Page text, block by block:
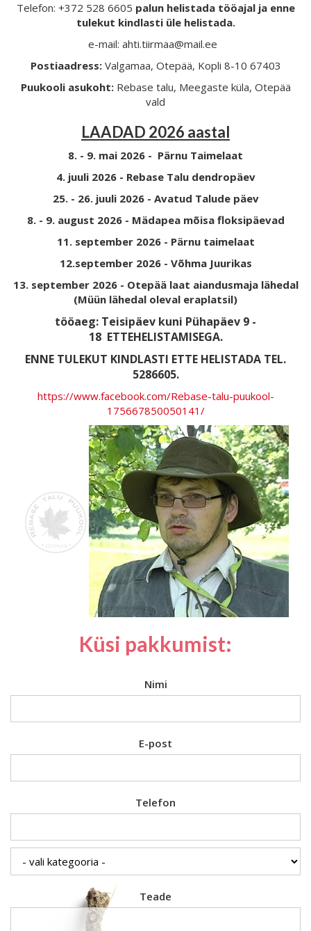
Telefon: +372 528 6605 palun helistada tööajal ja enne
tulekut kindlasti üle helistada.
e-mail: ahti.tiirmaa@mail.ee
Postiaadress: Valgamaa, Otepää, Kopli 8-10 67403
Puukooli asukoht: Rebase talu, Meegaste küla, Otepää
vald
LAADAD 2026 aastal
8. - 9. mai 2026 - Pärnu Taimelaat
4. juuli 2026 - Rebase Talu dendropäev
25. - 26. juuli 2026 - Avatud Talude päev
8. - 9. august 2026 - Mädapea mõisa floksipäevad
11. september 2026 - Pärnu taimelaat
12.september 2026 - Võhma Juurikas
13. september 2026 - Otepää laat aiandusmaja lähedal
(Müün lähedal oleval eraplatsil)
tööaeg: Teisipäev kuni Pühapäev 9 -
18 ETTEHELISTAMISEGA.
ENNE TULEKUT KINDLASTI ETTE HELISTADA TEL.
5286605.
https://www.facebook.com/Rebase-talu-puukool-
175667850050141/
Küsi pakkumist:
Nimi
E-post
Telefon
Teade